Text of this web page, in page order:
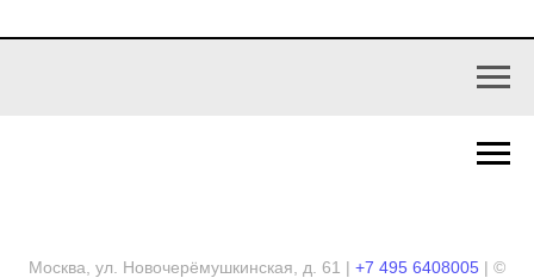
Москва, ул. Новочерёмушкинская, д. 61 | +7 495 6408005 | ©